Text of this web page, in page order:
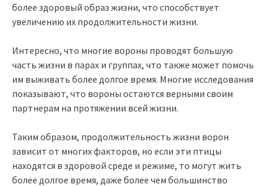
более здоровый образ жизни, что способствует
увеличению их продолжительности жизни.
Интересно, что многие вороны проводят большую
часть жизни в парах и группах, что также может помочь
им выживать более долгое время. Многие исследования
показывают, что вороны остаются верными своим
партнерам на протяжении всей жизни.
Таким образом, продолжительность жизни ворон
зависит от многих факторов, но если эти птицы
находятся в здоровой среде и режиме, то могут жить
более долгое время, даже более чем большинство